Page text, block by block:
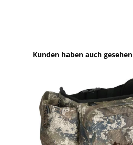
Produktgalerie überspringen
Kunden haben auch gesehen